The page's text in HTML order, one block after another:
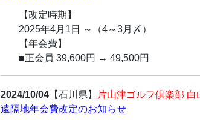
【改定時期】
2025年4月1日 ～（4～3月〆）
【年会費】
■正会員 39,600円 → 49,500円
2024/10/04【石川県】
片山津ゴルフ倶楽部
遠隔地年会費改定のお知らせ